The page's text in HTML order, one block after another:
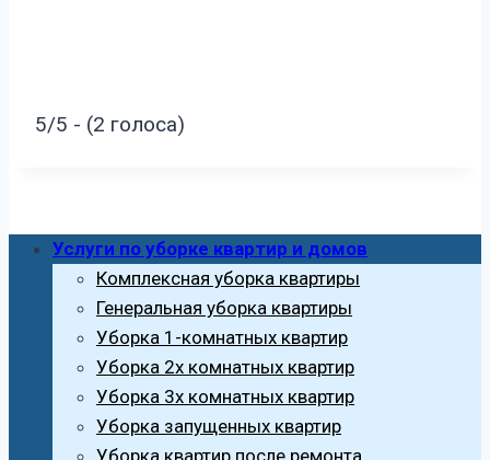
5/5 - (2 голоса)
Услуги по уборке квартир и домов
Комплексная уборка квартиры
Генеральная уборка квартиры
Уборка 1-комнатных квартир
Уборка 2х комнатных квартир
Уборка 3х комнатных квартир
Уборка запущенных квартир
Уборка квартир после ремонта